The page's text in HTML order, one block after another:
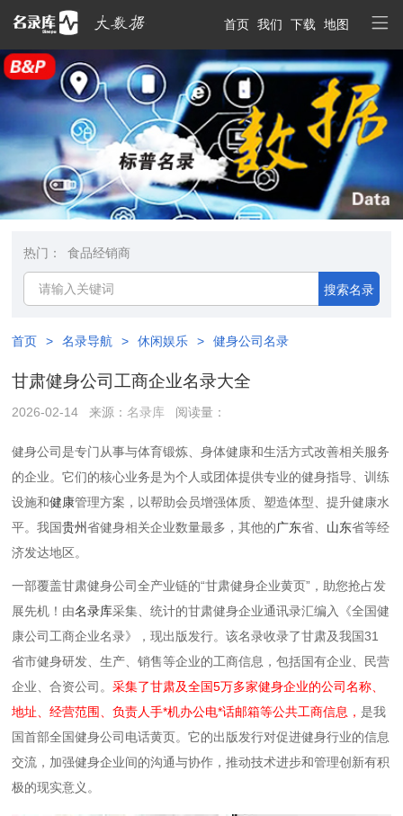
首页 我们 下载 地图
热门： 食品经销商
搜索名录
首页 > 名录导航 > 休闲娱乐 > 健身公司名录
甘肃健身公司工商企业名录大全
2026-02-14 来源：名录库 阅读量：
健身公司是专门从事与体育锻炼、身体健康和生活方式改善相关服务
的企业。它们的核心业务是为个人或团体提供专业的健身指导、训练
设施和健康管理方案，以帮助会员增强体质、塑造体型、提升健康水
平。我国贵州省健身相关企业数量最多，其他的广东省‌、 山东省‌等经
济发达地区。
一部覆盖甘肃健身公司全产业链的“甘肃健身企业黄页”，助您抢占发
展先机！由名录库采集、统计的甘肃健身企业通讯录汇编入《全国健
康公司工商企业名录》，现出版发行。该名录收录了甘肃及我国31
省市健身研发、生产、销售等企业的工商信息，包括国有企业、民营
企业、合资公司。采集了甘肃及全国5万多家健身企业的公司名称、
地址、经营范围、负责人手*机办公电*话邮箱等公共工商信息，是我
国首部全国健身公司电话黄页。它的出版发行对促进健身行业的信息
交流，加强健身企业间的沟通与协作，推动技术进步和管理创新有积
极的现实意义。